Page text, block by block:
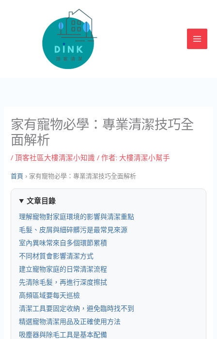
家有寵物必學：專業清潔技巧全
面解析
/頂客社區大樓清潔小知識 / 作者: 大樓清潔小幫手
首頁 › 家有寵物必學：專業清潔技巧全面解析
文章目錄
理解寵物對家庭環境的影響與清潔重點
毛髮、皮屑與細碎髒污是最常見來源
室內異味常來自多個環節累積
不同材質會影響清潔方式
建立寵物家庭的日常清潔流程
先清除毛髮，再進行深度擦拭
高頻區域要每天巡檢
清潔工具要固定收納，避免臨時找不到
精選寵物清潔用品及正確使用方法
吸塵器與除毛工具是基本配備